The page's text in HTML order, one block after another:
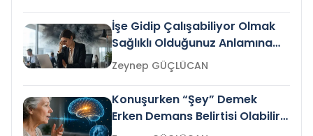
İşe Gidip Çalışabiliyor Olmak
Sağlıklı Olduğunuz Anlamına
Gelir mi?Zeynep GÜÇLÜCAN
Konuşurken “Şey” Demek
Erken Demans Belirtisi Olabilir